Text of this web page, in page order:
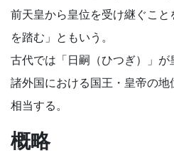
前天皇から皇位を受け継ぐこ
を踏む」ともいう。
古代では「日嗣（ひつぎ）」が
諸外国における国王・皇帝の
相当する。
概略